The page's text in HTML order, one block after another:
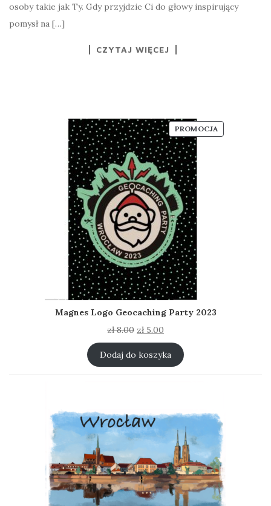
osoby takie jak Ty. Gdy przyjdzie Ci do głowy inspirujący
pomysł na […]
CZYTAJ WIĘCEJ
PROMOCJAPRODUKT
W
Magnes Logo Geocaching Party 2023
zł8.00 Pierwotna
cena
wynosiła:
zł 8.00.
zł5.00
cena
wynosi:
zł 5.00.
Dodaj do koszyka